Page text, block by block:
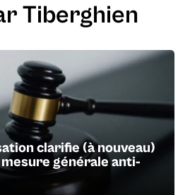
Tiberghien
clarifie (à nouveau)
générale anti-